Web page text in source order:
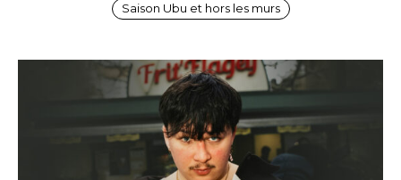
Saison Ubu et hors les murs